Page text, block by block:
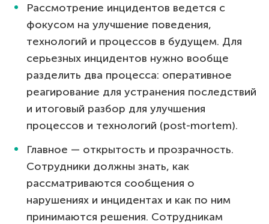
Рассмотрение инцидентов ведется с
фокусом на улучшение поведения,
технологий и процессов в будущем. Для
серьезных инцидентов нужно вообще
разделить два процесса: оперативное
реагирование для устранения последствий
и итоговый разбор для улучшения
процессов и технологий (post-mortem).
Главное — открытость и прозрачность.
Сотрудники должны знать, как
рассматриваются сообщения о
нарушениях и инцидентах и как по ним
принимаются решения. Сотрудникам